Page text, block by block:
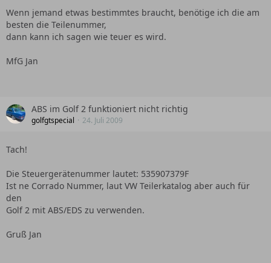
Wenn jemand etwas bestimmtes braucht, benötige ich die am
besten die Teilenummer,
dann kann ich sagen wie teuer es wird.
MfG Jan
ABS im Golf 2 funktioniert nicht richtig
golfgtspecial 24. Juli 2009
Tach!
Die Steuergerätenummer lautet: 535907379F
Ist ne Corrado Nummer, laut VW Teilerkatalog aber auch für
den
Golf 2 mit ABS/EDS zu verwenden.
Gruß Jan